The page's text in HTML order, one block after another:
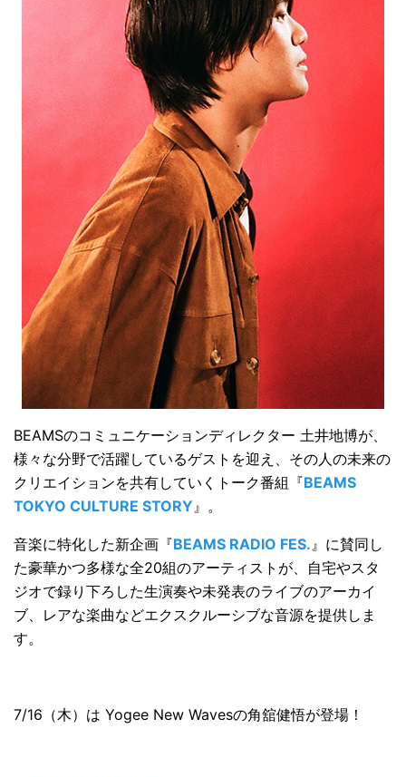
BEAMSのコミュニケーションディレクター 土井地博が、
様々な分野で活躍しているゲストを迎え、その人の未来の
クリエイションを共有していくトーク番組『BEAMS
TOKYO CULTURE STORY』。
音楽に特化した新企画『BEAMS RADIO FES.』に賛同し
た豪華かつ多様な全20組のアーティストが、自宅やスタ
ジオで録り下ろした生演奏や未発表のライブのアーカイ
ブ、レアな楽曲などエクスクルーシブな音源を提供しま
す。
7/16（木）は Yogee New Wavesの角舘健悟が登場！